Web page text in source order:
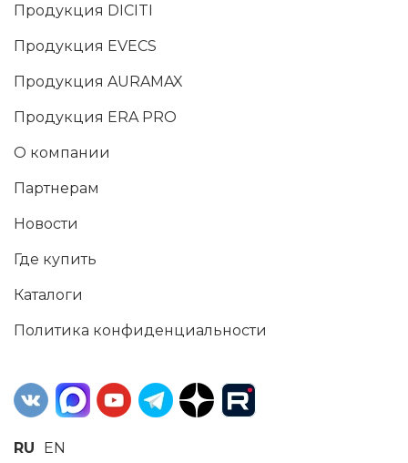
Продукция DICITI
Продукция EVECS
Продукция AURAMAX
Продукция ERA PRO
О компании
Партнерам
Новости
Где купить
Каталоги
Политика конфиденциальности
RU EN